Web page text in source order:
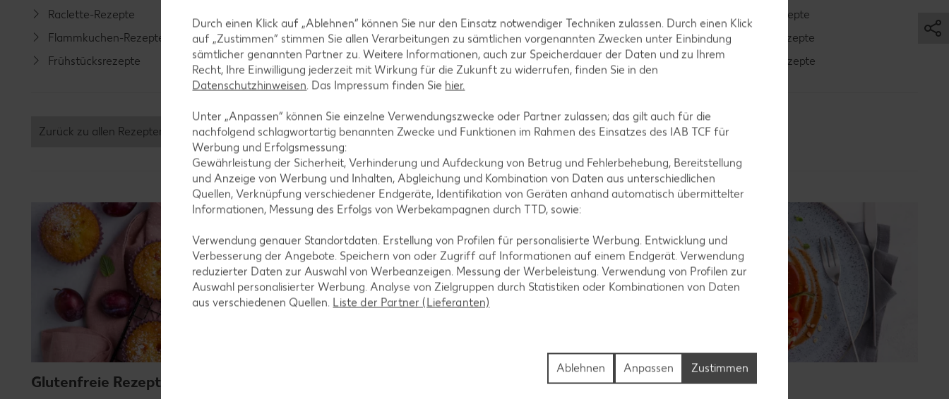
Raclette-Rezepte
Flammkuchen-Rezepte
Frühstücksrezepte
Lamm-Rezepte
Grill-Rezepte
Pfannkuchen-Rezepte
Plätzchen-Rezepte
Erdbeer-Rezepte
Blaubeer-Rezepte
Bananen-Rezepte
Zurück zu allen Rezepten
Glutenfreie Rezepte Vegetarische Rezepte
Durch einen Klick auf „Ablehnen“ können Sie nur den Einsatz notwendiger Techniken zulassen. Durch einen Klick
auf „Zustimmen“ stimmen Sie allen Verarbeitungen zu sämtlichen vorgenannten Zwecken unter Einbindung
sämtlicher genannten Partner zu. Weitere Informationen, auch zur Speicherdauer der Daten und zu Ihrem
Recht, Ihre Einwilligung jederzeit mit Wirkung für die Zukunft zu widerrufen, finden Sie in den
Datenschutzhinweisen. Das Impressum finden Sie hier.
Unter „Anpassen“ können Sie einzelne Verwendungszwecke oder Partner zulassen; das gilt auch für die
nachfolgend schlagwortartig benannten Zwecke und Funktionen im Rahmen des Einsatzes des IAB TCF für
Werbung und Erfolgsmessung:
Gewährleistung der Sicherheit, Verhinderung und Aufdeckung von Betrug und Fehlerbehebung, Bereitstellung
und Anzeige von Werbung und Inhalten, Abgleichung und Kombination von Daten aus unterschiedlichen
Quellen, Verknüpfung verschiedener Endgeräte, Identifikation von Geräten anhand automatisch übermittelter
Informationen, Messung des Erfolgs von Werbekampagnen durch TTD, sowie:
Verwendung genauer Standortdaten. Erstellung von Profilen für personalisierte Werbung. Entwicklung und
Verbesserung der Angebote. Speichern von oder Zugriff auf Informationen auf einem Endgerät. Verwendung
reduzierter Daten zur Auswahl von Werbeanzeigen. Messung der Werbeleistung. Verwendung von Profilen zur
Auswahl personalisierter Werbung. Analyse von Zielgruppen durch Statistiken oder Kombinationen von Daten
aus verschiedenen Quellen. Liste der Partner (Lieferanten)
Zustimmen
Anpassen
Ablehnen